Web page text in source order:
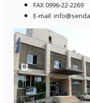
FAX 0996-22-2269
E-mail